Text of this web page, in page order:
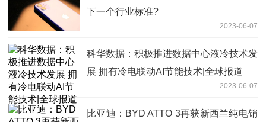
下一个行业标准?
2023-06-07
科华数据：积极推进数据中心液冷技术发
展 拥有冷电联动AI节能技术|全球报道
2023-06-07
比亚迪：BYD ATTO 3再获新西兰纯电销